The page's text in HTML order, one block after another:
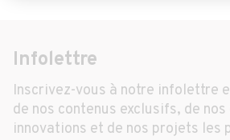
Infolettre
Inscrivez-vous à notre infolettre
de nos contenus exclusifs, de
innovations et de nos projets les